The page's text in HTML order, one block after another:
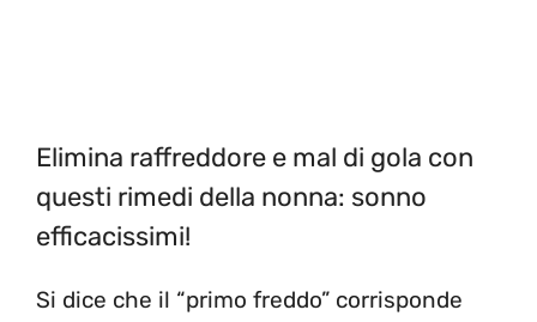
Elimina raffreddore e mal di gola con
questi rimedi della nonna: sonno
efficacissimi!
Si dice che il “primo freddo” corrisponde